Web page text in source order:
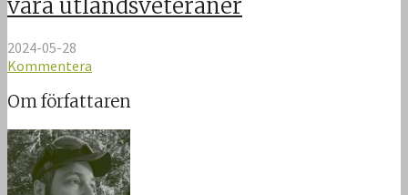
våra utlandsveteraner
2024-05-28
Kommentera
Om författaren